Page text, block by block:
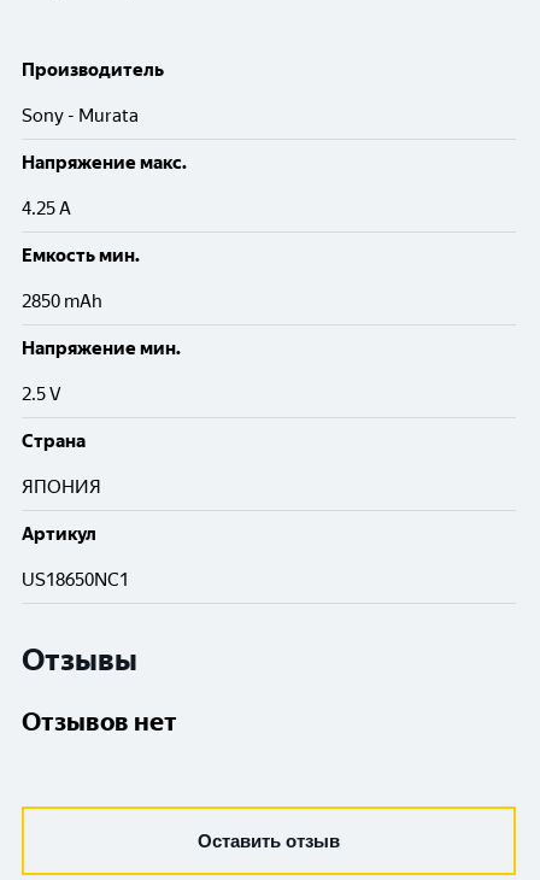
Производитель
Sony - Murata
Напряжение макс.
4.25 А
Емкость мин.
2850 mAh
Напряжение мин.
2.5 V
Cтрана
ЯПОНИЯ
Артикул
US18650NC1
Отзывы
Отзывов нет
Оставить отзыв